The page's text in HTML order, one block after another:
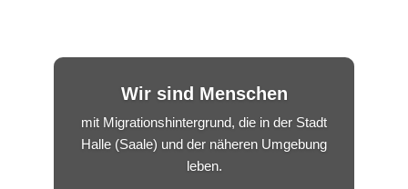
Wir sind Menschen
mit Migrationshintergrund, die in der Stadt
Halle (Saale) und der näheren Umgebung
leben.